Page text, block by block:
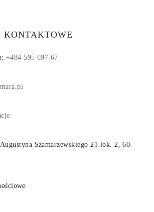
KONTAKTOWE
+484 595 697 67
Szamarzewskiego 21 lok. 2, 60-